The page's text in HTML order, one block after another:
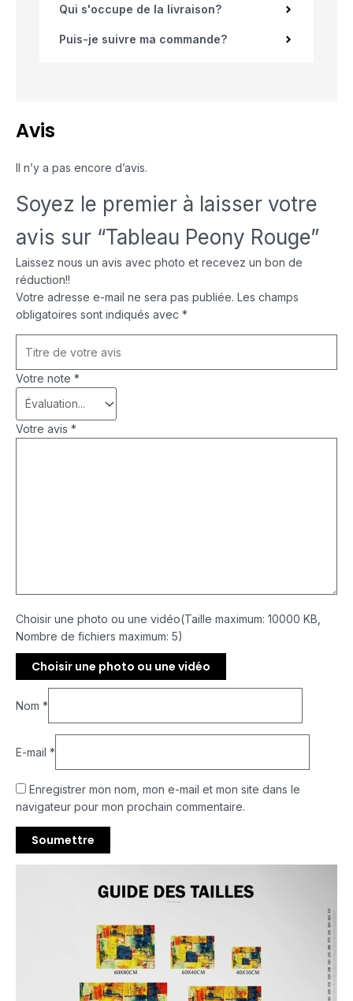
Qui s'occupe de la livraison?
Puis-je suivre ma commande?
Avis
Il n’y a pas encore d’avis.
Soyez le premier à laisser votre
avis sur “Tableau Peony Rouge”
Laissez nous un avis avec photo et recevez un bon de
réduction!!
Votre adresse e-mail ne sera pas publiée. Les champs
obligatoires sont indiqués avec *
Votre note *
Votre avis *
Choisir une photo ou une vidéo(Taille maximum: 10000 KB,
Nombre de fichiers maximum: 5)
Choisir une photo ou une vidéo
Nom *
E-mail *
Enregistrer mon nom, mon e-mail et mon site dans le
navigateur pour mon prochain commentaire.